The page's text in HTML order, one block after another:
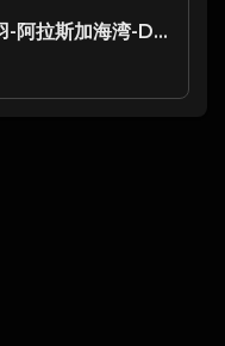
DJ刘超修改#蓝心羽-阿拉斯加海湾-DJ炮哥